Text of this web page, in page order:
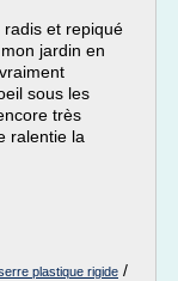
et repiqué
jardin en
sous les
très
ralentie la
plastique rigide /